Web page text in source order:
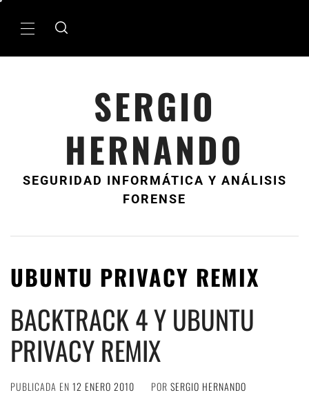
MenÃº
SERGIO
HERNANDO
SEGURIDAD INFORMÁTICA Y ANÁLISIS
FORENSE
UBUNTU PRIVACY REMIX
BACKTRACK 4 Y UBUNTU
PRIVACY REMIX
PUBLICADA EN 12 ENERO 2010 POR SERGIO HERNANDO